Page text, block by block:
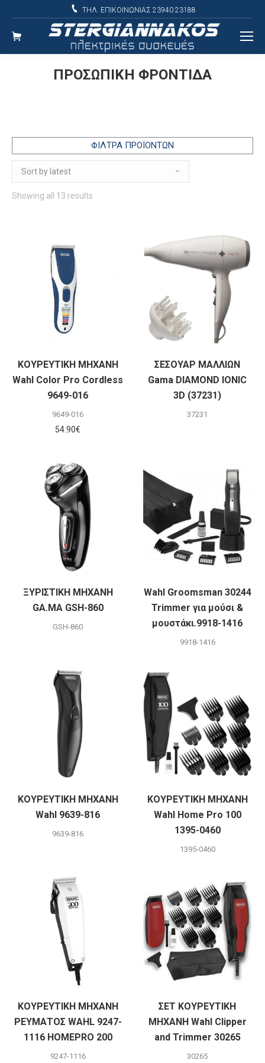
ΤΗΛ. ΕΠΙΚΟΙΝΩΝΙΑΣ 23940 23188
ΠΡΟΣΩΠΙΚΗ ΦΡΟΝΤΙΔΑ
ΦΙΛΤΡΑ ΠΡΟΪΟΝΤΩΝ
Showing all 13 results
ΚΟΥΡΕΥΤΙΚΗ ΜΗΧΑΝΗ
Wahl Color Pro Cordless
9649-016
9649-016
54.90€
ΣΕΣΟΥΑΡ ΜΑΛΛΙΩΝ
Gama DIAMOND IONIC
3D (37231)
37231
ΞΥΡΙΣΤΙΚΗ ΜΗΧΑΝΗ
GA.MA GSH-860
GSH-860
Wahl Groomsman 30244
Trimmer για μούσι &
μουστάκι.9918-1416
9918-1416
ΚΟΥΡΕΥΤΙΚΗ ΜΗΧΑΝΗ
Wahl 9639-816
9639-816
ΚΟΥΡΕΥΤΙΚΗ ΜΗΧΑΝΗ
Wahl Home Pro 100
1395-0460
1395-0460
ΚΟΥΡΕΥΤΙΚΗ ΜΗΧΑΝΗ
ΡΕΥΜΑΤΟΣ WAHL 9247-
1116 HOMEPRO 200
9247-1116
ΣΕΤ ΚΟΥΡΕΥΤΙΚΗ
ΜΗΧΑΝΗ Wahl Clipper
and Trimmer 30265
30265